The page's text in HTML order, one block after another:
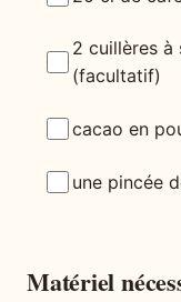
2 cuillères à
(facultatif)
cacao en
une pincée
Matériel